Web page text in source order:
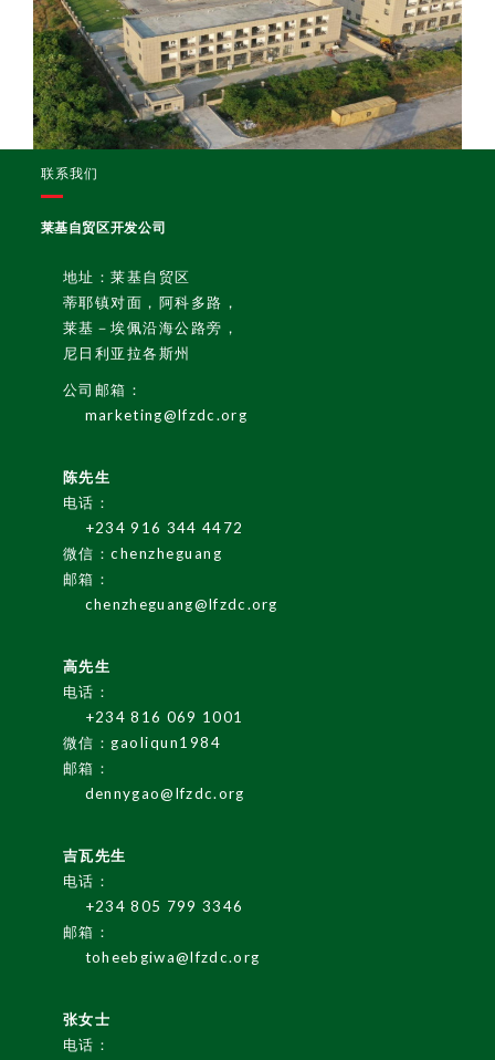
联系我们
莱基自贸区开发公司
地址：莱基自贸区
蒂耶镇对面，阿科多路，
莱基－埃佩沿海公路旁，
尼日利亚拉各斯州
公司邮箱：
marketing@lfzdc.org
陈先生
电话：
+234 916 344 4472
微信：chenzheguang
邮箱：
chenzheguang@lfzdc.org
高先生
电话：
+234 816 069 1001
微信：gaoliqun1984
邮箱：
dennygao@lfzdc.org
吉瓦先生
电话：
+234 805 799 3346
邮箱：
toheebgiwa@lfzdc.org
张女士
电话：
ns
I
nvesti
n
g i
n
Ni